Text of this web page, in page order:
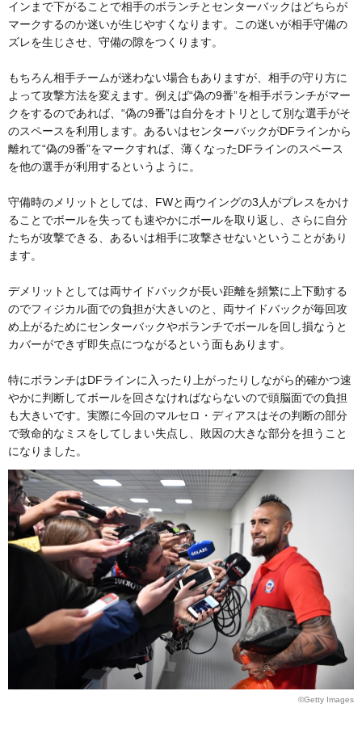
インまで下がることで相手のボランチとセンターバックはどちらが
マークするのか迷いが生じやすくなります。この迷いが相手守備の
ズレを生じさせ、守備の隙をつくります。
もちろん相手チームが迷わない場合もありますが、相手の守り方に
よって攻撃方法を変えます。例えば“偽の9番”を相手ボランチがマー
クをするのであれば、“偽の9番”は自分をオトリとして別な選手がそ
のスペースを利用します。あるいはセンターバックがDFラインから
離れて“偽の9番”をマークすれば、薄くなったDFラインのスペース
を他の選手が利用するというように。
守備時のメリットとしては、FWと両ウイングの3人がプレスをかけ
ることでボールを失っても速やかにボールを取り返し、さらに自分
たちが攻撃できる、あるいは相手に攻撃させないということがあり
ます。
デメリットとしては両サイドバックが長い距離を頻繁に上下動する
のでフィジカル面での負担が大きいのと、両サイドバックが毎回攻
め上がるためにセンターバックやボランチでボールを回し損なうと
カバーができず即失点につながるという面もあります。
特にボランチはDFラインに入ったり上がったりしながら的確かつ速
やかに判断してボールを回さなければならないので頭脳面での負担
も大きいです。実際に今回のマルセロ・ディアスはその判断の部分
で致命的なミスをしてしまい失点し、敗因の大きな部分を担うこと
になりました。
©Getty Images